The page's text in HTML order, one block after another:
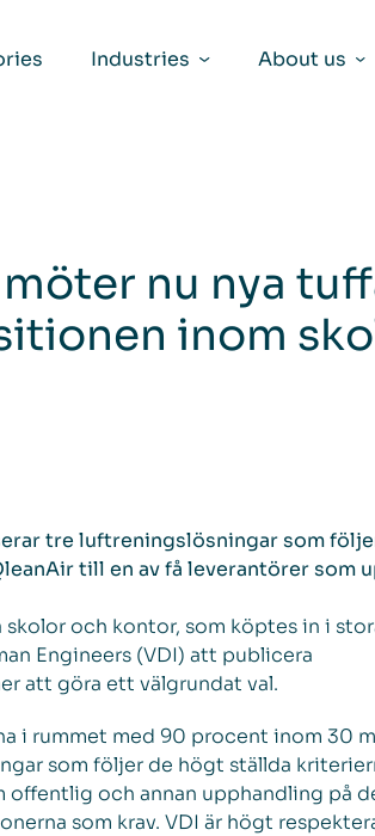
Industries About us
nu nya
inom
tre luftreningslösningar som
till en av få leverantörer som
och kontor, som köptes in i
Engineers (VDI) att publicera
att göra ett välgrundat val.
i rummet med 90 procent inom 30
som följer de högt ställda
offentlig och annan upphandling på
som krav. VDI är högt